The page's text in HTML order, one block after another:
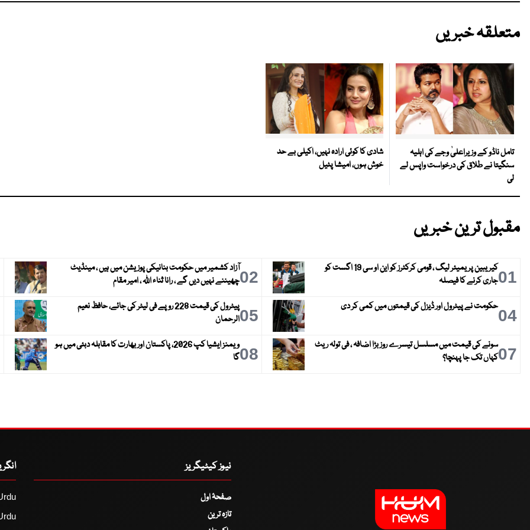
متعلقہ خبریں
تامل ناڈو کے وزیراعلیٰ وجے کی اہلیہ
سنگیتا نے طلاق کی درخواست واپس لے
لی
شادی کا کوئی ارادہ نہیں، اکیلی بے حد
خوش ہوں، امیشا پٹیل
مقبول ترین خبریں
01
کیریبین پریمیئر لیگ ، قومی کرکٹرز کو این او سی 19 اگست کو
جاری کرنے کا فیصلہ
02آزاد کشمیر میں حکومت بنانیکی پوزیشن میں ہیں ، مینڈیٹ
چھیننے نہیں دیں گے ، رانا ثناء اللہ ، امیر مقام
04حکومت نے پیٹرول اور ڈیزل کی قیمتوں میں کمی کر دی 05
پیٹرول کی قیمت 228 روپے فی لیٹر کی جائے، حافظ نعیم
الرحمان
07سونے کی قیمت میں مسلسل تیسرے روز بڑا اضافہ ، فی تولہ ریٹ
کہاں تک جا پہنچا؟
08
ویمنز ایشیا کپ 2026، پاکستان اور بھارت کا مقابلہ دبئی میں ہو
گا
نیوز کیٹیگریز
صفحۂ اول
تازہ ترین